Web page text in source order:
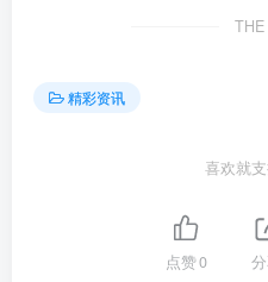
精彩资讯
喜欢就
点赞0